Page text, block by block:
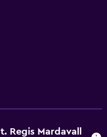
en silla de ruedas
Regis Mardavall